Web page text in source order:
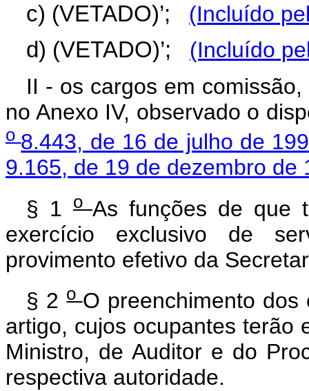
c) (VETADO)’;
(Incluído
d) (VETADO)’;
(Incluído
II - os cargos em
no Anexo IV, observado o
o 8.443, de 16 de julho de
9.165, de 19 de dezembro de
§ 1 o As funções de que
exercício exclusivo de
provimento efetivo da
§ 2o O preenchimento
artigo, cujos ocupantes terão
Ministro, de Auditor e do
respectiva autoridade.